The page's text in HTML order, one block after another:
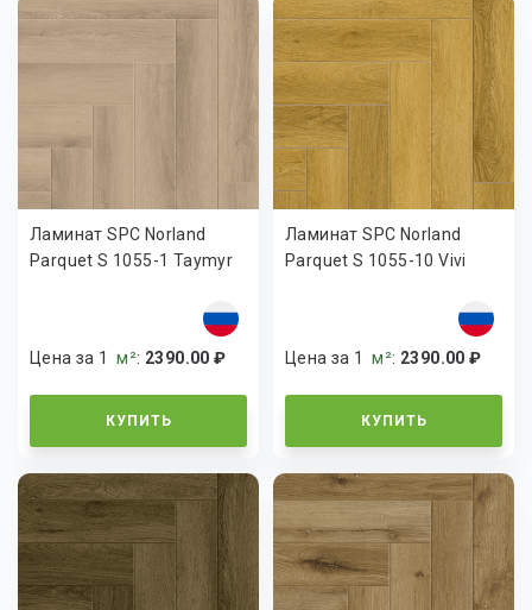
Ламинат SPC Norland
Parquet S 1055-1 Taymyr
Цена за 1м²: 2390.00 ₽
КУПИТЬ
Ламинат SPC Norland
Parquet S 1055-10 Vivi
Цена за 1м²: 2390.00 ₽
КУПИТЬ